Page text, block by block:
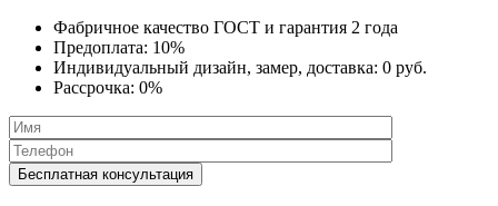
Фабричное качество ГОСТ и гарантия 2 года
Предоплата: 10%
Индивидуальный дизайн, замер, доставка: 0 руб.
Рассрочка: 0%